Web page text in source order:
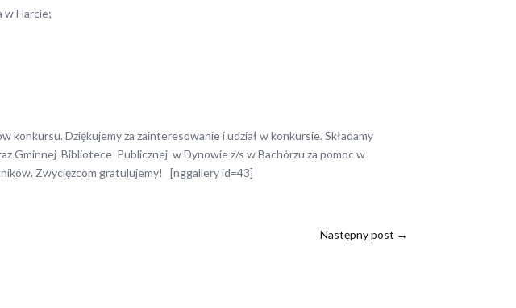
w Harcie;
Dziękujemy za zainteresowanie i udział w konkursie. Składamy
Gminnej Bibliotece Publicznej w Dynowie z/s w Bachórzu za pomoc w
Zwycięzcom gratulujemy! [nggallery id=43]
Następny post →